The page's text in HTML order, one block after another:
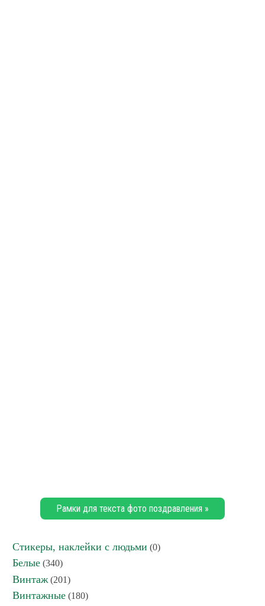
Рамки для текста фото поздравления »
Стикеры, наклейки с людьми (0)
Белые (340)
Винтаж (201)
Винтажные (180)